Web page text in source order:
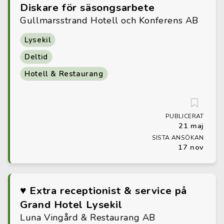
Diskare för säsongsarbete
Gullmarsstrand Hotell och Konferens AB
Lysekil
Deltid
Hotell & Restaurang
PUBLICERAT
21 maj
SISTA ANSÖKAN
17 nov
♥ Extra receptionist & service på
Grand Hotel Lysekil
Luna Vingård & Restaurang AB